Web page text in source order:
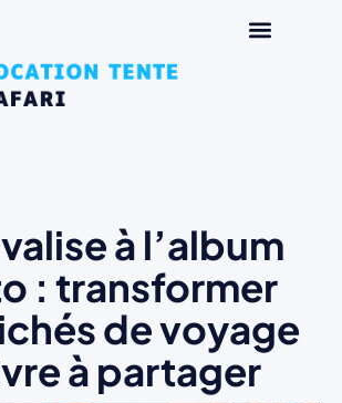
à l’album
: transformer
de voyage
à partager